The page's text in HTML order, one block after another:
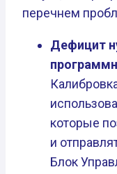
перечнем
Дефицит
которые
и
Блок